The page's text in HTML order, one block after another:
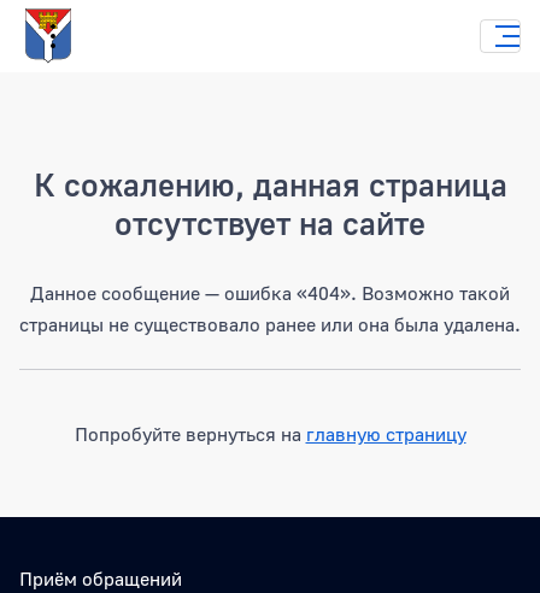
К сожалению, данная страница
отсутствует на сайте
Данное сообщение — ошибка «404». Возможно такой
страницы не существовало ранее или она была удалена.
Попробуйте вернуться на главную страницу
Приём обращений